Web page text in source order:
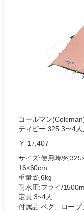
コールマン
ティピー 325 3〜4
￥ 17,407
サイズ:使用時/約
16×60cm
重量:約6kg
耐水圧:フライ/
定員:3~4人
付属品:ペグ、ロープ